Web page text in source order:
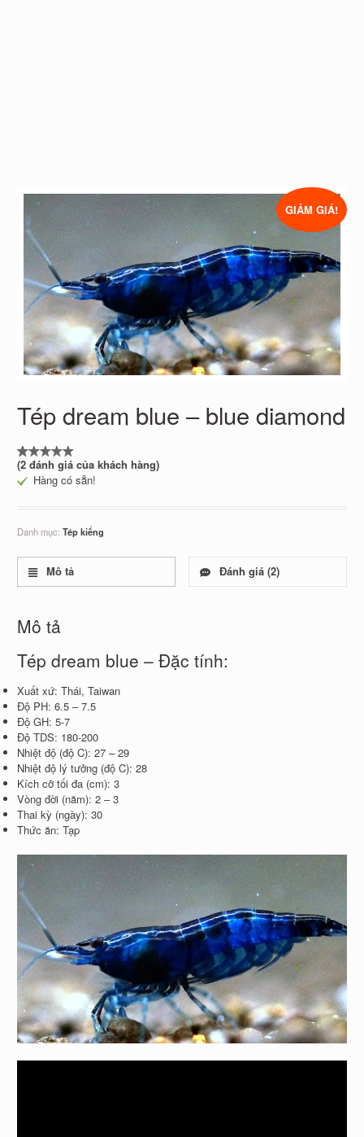
GIẢM GIÁ!
Tép dream blue – blue diamond
5.00
trên 5
dựa
1
đánh
(2 đánh giá của khách hàng)
Hàng có sẵn!
Danh mục:Tép kiểng
Mô tả Đánh giá (2)
Mô tả
Tép dream blue – Đặc tính:
Xuất xứ: Thái, Taiwan
Độ PH: 6.5 – 7.5
Độ GH: 5-7
Độ TDS: 180-200
Nhiệt độ (độ C): 27 – 29
Nhiệt độ lý tưởng (độ C): 28
Kích cỡ tối đa (cm): 3
Vòng đời (năm): 2 – 3
Thai kỳ (ngày): 30
Thức ăn: Tạp